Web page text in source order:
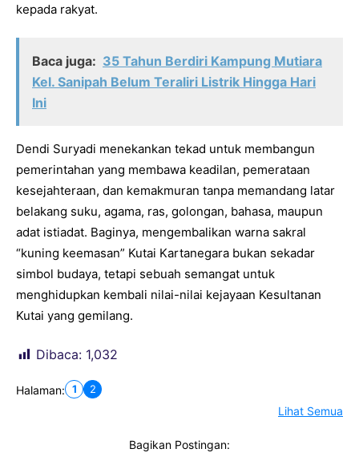
kepada rakyat.
Baca juga: 35 Tahun Berdiri Kampung Mutiara
Kel. Sanipah Belum Teraliri Listrik Hingga Hari
Ini
Dendi Suryadi menekankan tekad untuk membangun
pemerintahan yang membawa keadilan, pemerataan
kesejahteraan, dan kemakmuran tanpa memandang latar
belakang suku, agama, ras, golongan, bahasa, maupun
adat istiadat. Baginya, mengembalikan warna sakral
“kuning keemasan” Kutai Kartanegara bukan sekadar
simbol budaya, tetapi sebuah semangat untuk
menghidupkan kembali nilai-nilai kejayaan Kesultanan
Kutai yang gemilang.
Dibaca: 1,032
Halaman: 1 2
Lihat Semua
Bagikan Postingan: